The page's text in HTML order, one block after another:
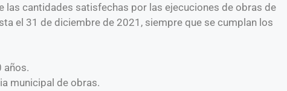
cantidades satisfechas por las ejecuciones de obras de
el 31 de diciembre de 2021, siempre que se cumplan los
años.
municipal de obras.